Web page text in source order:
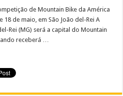
de Mountain Bike da América
18 de maio, em São João del-Rei A
Rei (MG) será a capital do Mountain
receberá …